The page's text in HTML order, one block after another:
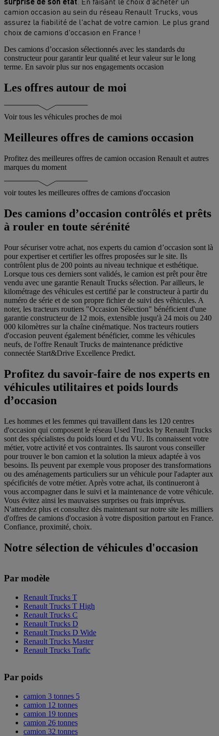
camion occasion au sein du réseau Renault Trucks, vous
assurez la fiabilité de l'achat de votre camion. Le plus grand
choix de camions d'occasion en France !
Des camions d’occasion sélectionnés avec les standards du
constructeur pour garantir leur qualité et leur valeur sur le long
terme. En savoir plus sur nos engagements occasion
Les offres autour de moi
Voir tous les véhicules proches de moi
Meilleures offres de camions occasion
Profitez des meilleures offres de camion occasion Renault et autres
marques du moment
voir toutes les meilleures offres de camions d'occasion
Des camions d’occasion contrôlés et prêts
à rouler en toute sérénité
Pour sécuriser votre achat, nos experts du camion d’occasion sont là
pour expertiser et certifier les offres proposées sur le site. Ils
contrôlent plus de 200 points au niveau technique et esthétique.
Lorsque tous ces derniers sont validés, le camion est prêt pour être
vendu avec une garantie Renault Trucks sélection. Par ailleurs, le
kilométrage des véhicules est certifié par le constructeur à partir du
numéro de série et de son propre fichier de suivi des véhicules. A
noter, les tracteurs routiers "Occasion Sélection" bénéficient d'une
garantie constructeur de 12 mois, extensible jusqu'à 24 mois ou 240
000 kilomètres sur la chaîne cinématique. Nos tracteurs routiers
d'occasion peuvent également bénéficier, comme les véhicules
neufs, de l'offre Renault Trucks de maintenance prédictive
connectée Start&Drive Excellence Predict.
Profitez du savoir-faire de nos experts en
véhicules utilitaires et poids lourds
d’occasion
Les hommes et les femmes qui travaillent dans les 120 centres
d'occasion qui composent le réseau Used Trucks by Renault Trucks
sont des spécialistes du poids lourd et du VU. Ils connaissent votre
métier, votre activité et vos contraintes. Ils sauront vous conseiller
pour trouver le bon camion et la solution la mieux adaptée à vos
besoins. Ils peuvent par exemple vous proposer des transformations
ou des aménagements particuliers sur un véhicule pour l'adapter aux
spécificités de votre métier. Après votre achat, ils continueront à
vous accompagner dans le suivi et la maintenance de votre véhicule.
Vous évitez ainsi les mauvaises surprises ou frais imprévus.
N'attendez plus et consultez dès maintenant sur notre site les milliers
d'offres de camions d'occasion à votre disposition partout en France.
Confiance, proximité, choix.
Notre sélection de véhicules d'occasion
Par modèle
Renault Trucks T
Renault Trucks T High
Renault Trucks C
Renault Trucks D
Renault Trucks D Wide
Renault Trucks Master
Renault Trucks Trafic
Par poids
camion 3 tonnes 5
camion 12 tonnes
camion 19 tonnes
camion 26 tonnes
camion 32 tonnes